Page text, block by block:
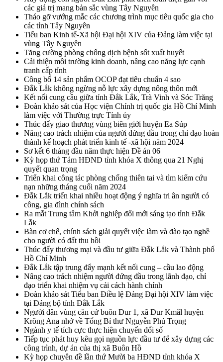
các giá trị mang bản sắc vùng Tây Nguyên
Tháo gỡ vướng mắc các chương trình mục tiêu quốc gia cho
các tỉnh Tây Nguyên
Tiểu ban Kinh tế-Xã hội Đại hội XIV của Đảng làm việc tại
vùng Tây Nguyên
Tăng cường phòng chống dịch bệnh sốt xuất huyết
Cải thiện môi trường kinh doanh, nâng cao năng lực cạnh
tranh cấp tỉnh
Công bố 14 sản phẩm OCOP đạt tiêu chuẩn 4 sao
Đắk Lắk không ngừng nỗ lực xây dựng nông thôn mới
Kết nối cung cầu giữa tỉnh Đắk Lắk, Trà Vinh và Sóc Trăng
Đoàn khảo sát của Học viện Chính trị quốc gia Hồ Chí Minh
làm việc với Thường trực Tỉnh ủy
Thúc đẩy giao thương vùng biên giới huyện Ea Súp
Nâng cao trách nhiệm của người đứng đầu trong chỉ đạo hoàn
thành kế hoạch phát triển kinh tế -xã hội năm 2024
Sơ kết 6 tháng đầu năm thực hiện Đề án 06
Kỳ họp thứ Tám HĐND tỉnh khóa X thông qua 21 Nghị
quyết quan trọng
Triển khai công tác phòng chống thiên tai và tìm kiếm cứu
nạn những tháng cuối năm 2024
Đắk Lắk triển khai nhiều hoạt động ý nghĩa tri ân người có
công, gia đình chính sách
Ra mắt Trung tâm Khởi nghiệp đổi mới sáng tạo tỉnh Đắk
Lắk
Bàn cơ chế, chính sách giải quyết việc làm và đào tạo nghề
cho người có đất thu hồi
Thúc đẩy thương mại và đầu tư giữa Đắk Lắk và Thành phố
Hồ Chí Minh
Đắk Lắk tập trung đẩy mạnh kết nối cung – cầu lao động
Nâng cao trách nhiệm người đứng đầu trong lãnh đạo, chỉ
đạo triển khai nhiệm vụ cải cách hành chính
Đoàn khảo sát Tiểu ban Điều lệ Đảng Đại hội XIV làm việc
tại Đảng bộ tỉnh Đắk Lắk
Người dân vùng căn cứ buôn Dur 1, xã Dur Kmăl huyện
Krông Ana nhớ về Tổng Bí thư Nguyễn Phú Trọng
Ngành y tế tích cực thực hiện chuyển đổi số
Tiếp tục phát huy kêu gọi nguồn lực đầu tư để xây dựng các
công trình, dự án của thị xã Buôn Hồ
Kỳ họp chuyên đề lần thứ Mười ba HĐND tỉnh khóa X